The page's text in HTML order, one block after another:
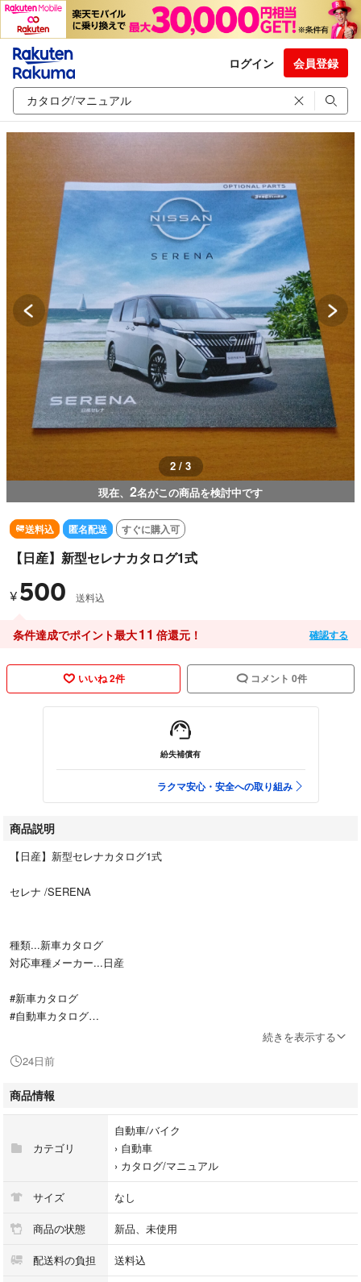
ログイン 会員登録
2 / 3
現在、 2名がこの商品を検討中です
送料込 匿名配送 すぐに購入可
【日産】新型セレナカタログ1式
¥ 500 送料込
条件達成でポイント最大11 倍還元！ 確認する
いいね 2件 コメント 0件
紛失補償有
ラクマ安心・安全への取り組み
商品説明
【日産】新型セレナカタログ1式
セレナ /SERENA
種類...新車カタログ
対応車種メーカー...日産
#新車カタログ
#自動車カタログ
#旧車
#セレナ
#SERENA
#AUTECH
#ミニバン
#ハイブリッド
お探しの方いればよろしくお願いいたします。
続きを表示する
24日前
商品情報
カテゴリ
自動車/バイク
› 自動車
› カタログ/マニュアル
サイズ なし
商品の状態 新品、未使用
配送料の負担 送料込